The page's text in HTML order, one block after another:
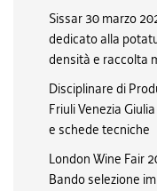
Sissar 30 marzo
dedicato alla
densità e raccolta
Disciplinare di
Friuli Venezia
e schede tecniche
London Wine Fair
Bando selezione